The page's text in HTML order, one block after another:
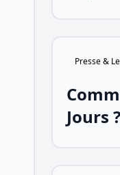
Presse &
Jours ?